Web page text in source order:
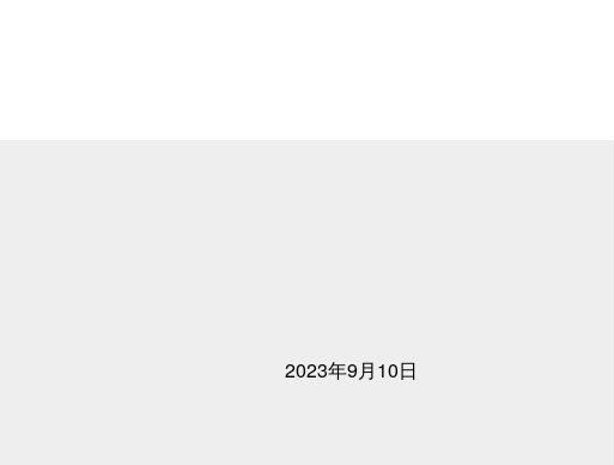
2023年9月10日